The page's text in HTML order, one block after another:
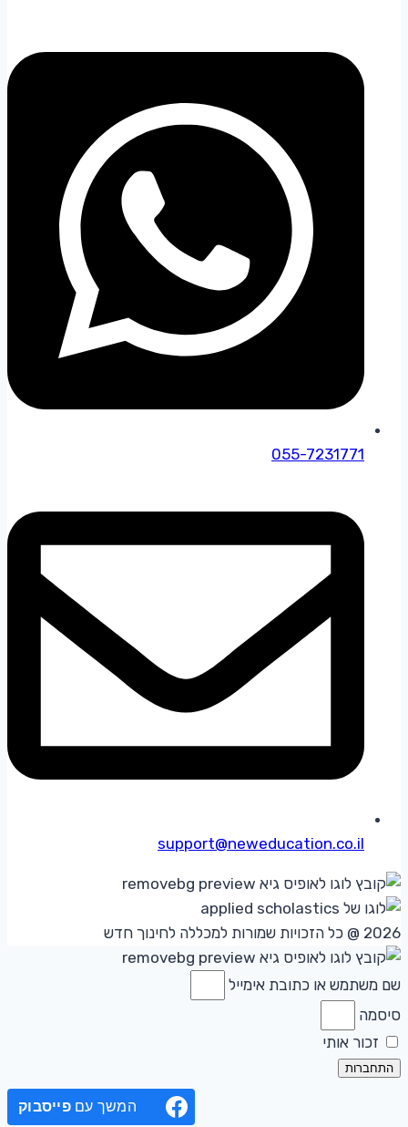
055-7231771
support@neweducation.co.il
2026 @ כל הזכויות שמורות למכללה לחינוך חדש
שם משתמש או כתובת אימייל
סיסמה
זכור אותי
התחברות
המשך עםפייסבוק